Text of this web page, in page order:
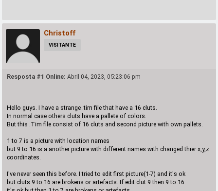
Christoff
VISITANTE
Resposta #1 Online: Abril 04, 2023, 05:23:06 pm
Hello guys. I have a strange .tim file that have a 16 cluts.
In normal case others cluts have a pallete of colors.
But this .Tim file consist of 16 cluts and second picture with own pallets.
1 to 7 is a picture with location names
but 9 to 16 is a another picture with different names with changed thier x,y,z
coordinates.
I've never seen this before. I tried to edit first picture(1-7) and it's ok
but cluts 9 to 16 are brokens or artefacts. If edit clut 9 then 9 to 16